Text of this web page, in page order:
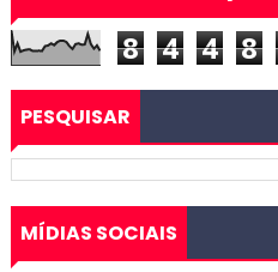
8 4 4 8
PESQUISAR
MÍDIAS SOCIAIS